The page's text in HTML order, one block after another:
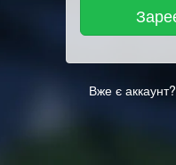
Вже є аккаунт?